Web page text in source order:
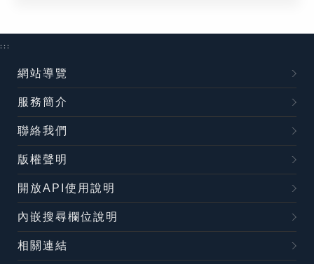
:::
網站導覽
服務簡介
聯絡我們
版權聲明
開放API使用說明
內嵌搜尋欄位說明
相關連結